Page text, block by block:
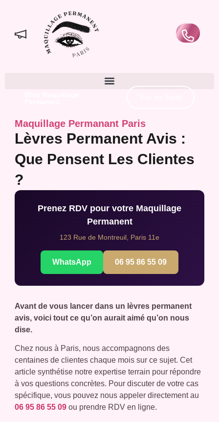
Maquillage Permanant Paris
Lèvres Permanent Avis :
Que Pensent Les Clientes
?
Prenez RDV pour votre Maquillage
Permanent
123 Rue de Montreuil, Paris 11e
WhatsApp 06 95 86 55 09
Avant de vous lancer dans un lèvres permanent
avis, voici tout ce qu’on aurait aimé qu’on nous
dise.
Chez nous à Paris, nous accompagnons des
centaines de clientes chaque mois sur ce sujet. Cet
article synthétise notre expertise terrain pour répondre
à vos questions concrètes. Pour discuter de votre cas
spécifique, vous pouvez nous appeler directement au
06 95 86 55 09 ou prendre RDV en ligne.